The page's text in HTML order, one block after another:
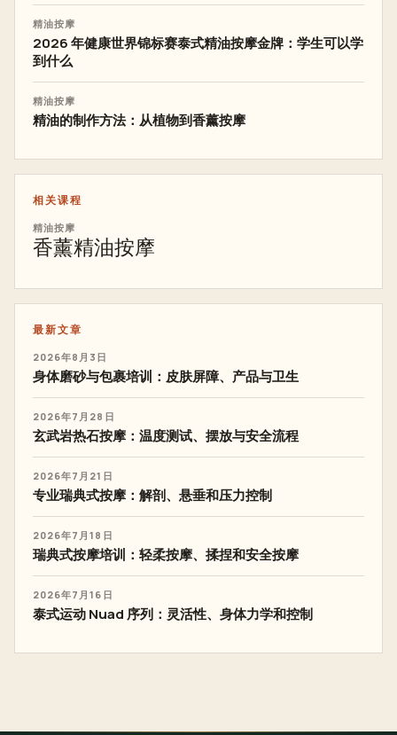
精油按摩
2026 年健康世界锦标赛泰式精油按摩金牌：学生可以学
到什么
精油按摩
精油的制作方法：从植物到香薰按摩
相关课程
精油按摩
香薰精油按摩
最新文章
2026年8月3日
身体磨砂与包裹培训：皮肤屏障、产品与卫生
2026年7月28日
玄武岩热石按摩：温度测试、摆放与安全流程
2026年7月21日
专业瑞典式按摩：解剖、悬垂和压力控制
2026年7月18日
瑞典式按摩培训：轻柔按摩、揉捏和安全按摩
2026年7月16日
泰式运动 Nuad 序列：灵活性、身体力学和控制